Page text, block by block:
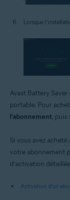
Lorsque
Avast Battery
portable. Pour
l'abonnement, puis
Si vous avez
votre abonnement
d’activation
Activation d’un